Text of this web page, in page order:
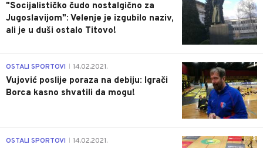
"Socijalističko čudo nostalgično za
Jugoslavijom": Velenje je izgubilo naziv,
ali je u duši ostalo Titovo!
1
OSTALI SPORTOVI 14.02.2021.
Vujović poslije poraza na debiju: Igrači
Borca kasno shvatili da mogu!
3
OSTALI SPORTOVI 14.02.2021.